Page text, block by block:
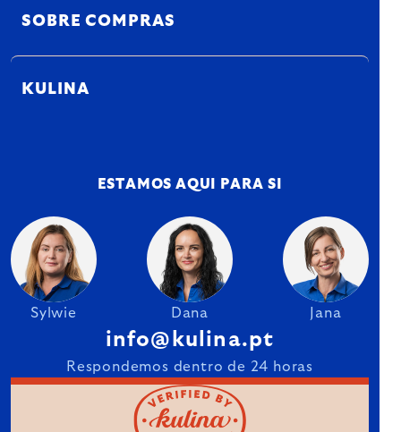
SOBRE COMPRAS
KULINA
ESTAMOS AQUI PARA SI
Sylwie Dana Jana
info@kulina.pt
Respondemos dentro de 24 horas